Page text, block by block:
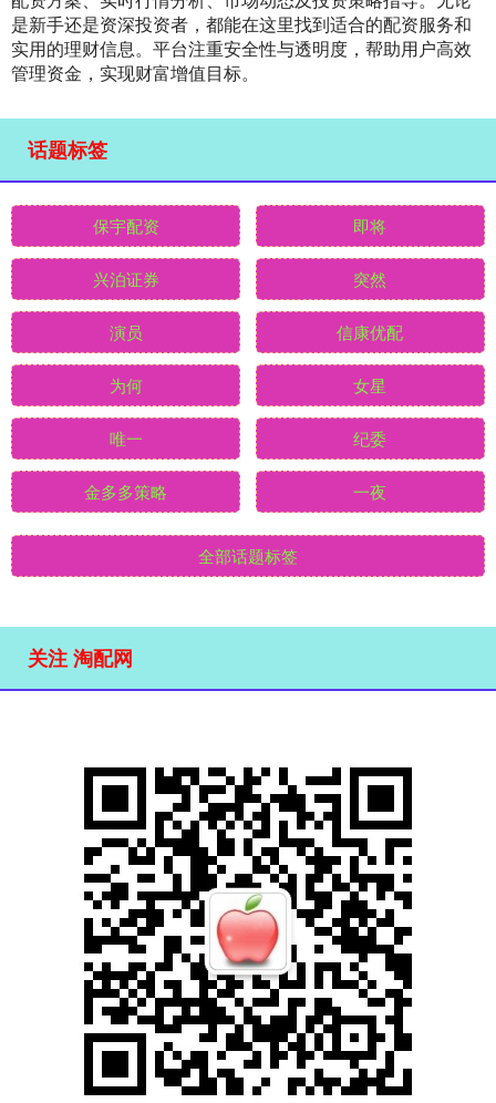
是新手还是资深投资者，都能在这里找到适合的配资服务和
实用的理财信息。平台注重安全性与透明度，帮助用户高效
管理资金，实现财富增值目标。
话题标签
保宇配资 即将
兴泊证券 突然
演员 信康优配
为何 女星
唯一 纪委
金多多策略 一夜
全部话题标签
关注 淘配网